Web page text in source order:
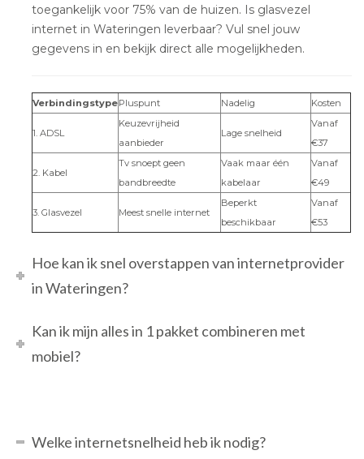
toegankelijk voor 75% van de huizen. Is glasvezel
internet in Wateringen leverbaar? Vul snel jouw
gegevens in en bekijk direct alle mogelijkheden.
VerbindingstypePluspunt Nadelig Kosten
1. ADSL
Keuzevrijheid
aanbieder
Lage snelheid
Vanaf
€37
2. Kabel
Tv snoept geen
bandbreedte
Vaak maar één
kabelaar
Vanaf
€49
3. Glasvezel Meest snelle internet
Beperkt
beschikbaar
Vanaf
€53
Hoe kan ik snel overstappen van internetprovider
in Wateringen?
Kan ik mijn alles in 1 pakket combineren met
mobiel?
Welke internetsnelheid heb ik nodig?